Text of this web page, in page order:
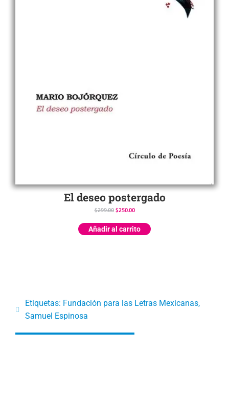
El deseo postergado
$299.00 $250.00
Añadir al carrito
Etiquetas: Fundación para las Letras Mexicanas,
Samuel Espinosa